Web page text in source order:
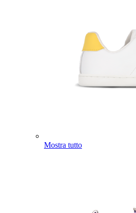
Mostra tutto